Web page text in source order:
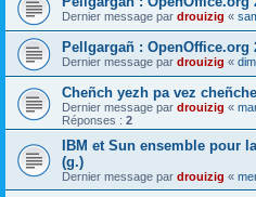
Dernier message par drouizig «
Pellgargañ : OpenOffice.org
Dernier message par drouizig «
Cheñch yezh pa vez
Dernier message par drouizig «
Réponses : 2
IBM et Sun ensemble pour
(g.)
Dernier message par drouizig «